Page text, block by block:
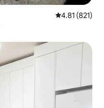
從 821 則評價
4.81 (821)